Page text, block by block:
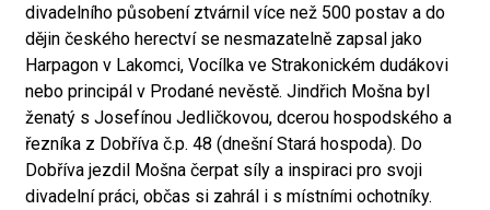
divadelního působení ztvárnil více než 500 postav a do
dějin českého herectví se nesmazatelně zapsal jako
Harpagon v Lakomci, Vocílka ve Strakonickém dudákovi
nebo principál v Prodané nevěstě. Jindřich Mošna byl
ženatý s Josefínou Jedličkovou, dcerou hospodského a
řezníka z Dobříva č.p. 48 (dnešní Stará hospoda). Do
Dobříva jezdil Mošna čerpat síly a inspiraci pro svoji
divadelní práci, občas si zahrál i s místními ochotníky.